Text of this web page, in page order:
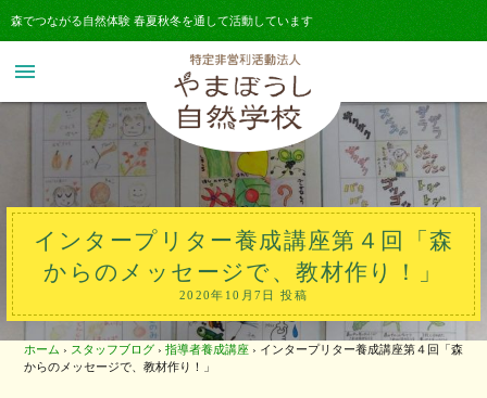
森でつながる自然体験 春夏秋冬を通して活動しています
menu
インタープリター養成講座第４回「森
からのメッセージで、教材作り！」
2020年10月7日 投稿
ホーム › スタッフブログ › 指導者養成講座 › インタープリター養成講座第４回「森
からのメッセージで、教材作り！」